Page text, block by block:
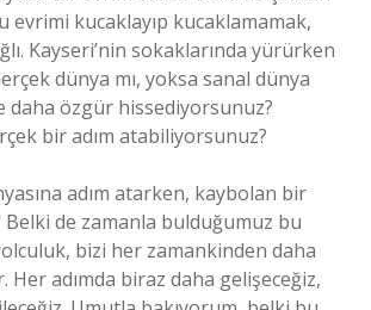
evrimi kucaklayıp kucaklamamak,
Kayseri’nin sokaklarında yürürken
dünya mı, yoksa sanal dünya
daha özgür hissediyorsunuz?
bir adım atabiliyorsunuz?
adım atarken, kaybolan bir
Belki de zamanla bulduğumuz bu
bizi her zamankinden daha
Her adımda biraz daha gelişeceğiz,